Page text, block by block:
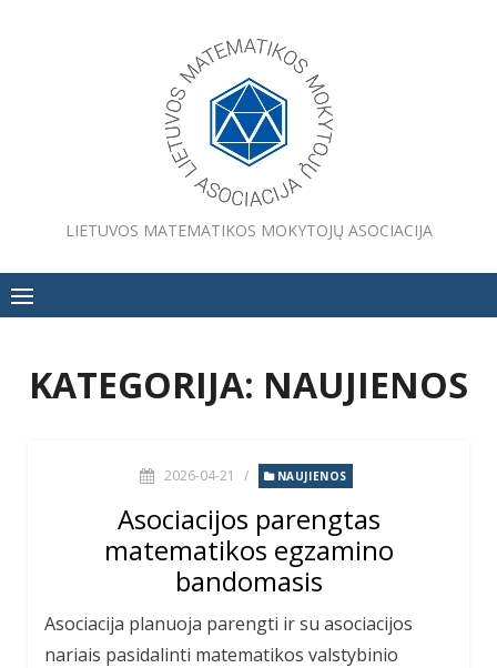
LIETUVOS MATEMATIKOS MOKYTOJŲ ASOCIACIJA
KATEGORIJA: NAUJIENOS
2026-04-21 / NAUJIENOS
Asociacijos parengtas
matematikos egzamino
bandomasis
Asociacija planuoja parengti ir su asociacijos
nariais pasidalinti matematikos valstybinio